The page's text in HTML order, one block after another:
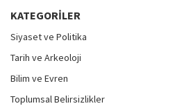
KATEGORILER
Siyaset ve Politika
Tarih ve Arkeoloji
Bilim ve Evren
Toplumsal Belirsizlikler